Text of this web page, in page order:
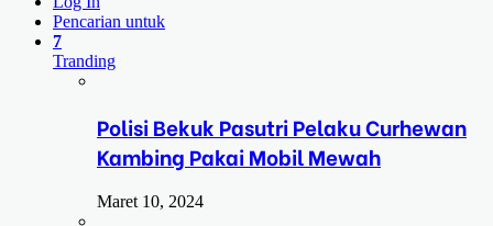
Pencarian untuk
7
Tranding
Polisi Bekuk Pasutri Pelaku Curhewan
Kambing Pakai Mobil Mewah
Maret 10, 2024